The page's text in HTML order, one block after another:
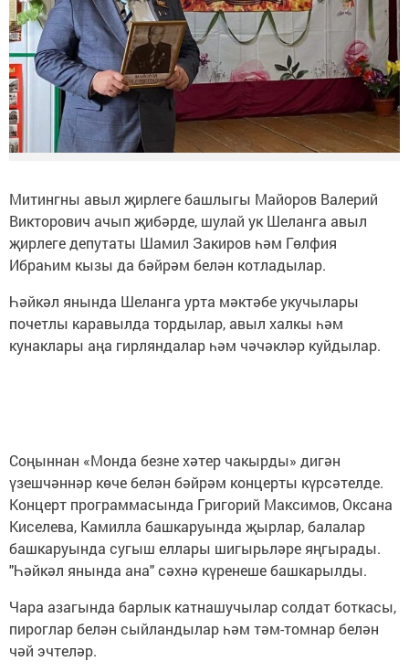
Митингны авыл җирлеге башлыгы Майоров Валерий
Викторович ачып җибәрде, шулай ук Шеланга авыл
җирлеге депутаты Шамил Закиров һәм Гөлфия
Ибраһим кызы да бәйрәм белән котладылар.
Һәйкәл янында Шеланга урта мәктәбе укучылары
почетлы каравылда тордылар, авыл халкы һәм
кунаклары аңа гирляндалар һәм чәчәкләр куйдылар.
Соңыннан «Монда безне хәтер чакырды» дигән
үзешчәннәр көче белән бәйрәм концерты күрсәтелде.
Концерт программасында Григорий Максимов, Оксана
Киселева, Камилла башкаруында җырлар, балалар
башкаруында сугыш еллары шигырьләре яңгырады.
"Һәйкәл янында ана" сәхнә күренеше башкарылды.
Чара азагында барлык катнашучылар солдат боткасы,
пироглар белән сыйландылар һәм тәм-томнар белән
чәй эчтеләр.